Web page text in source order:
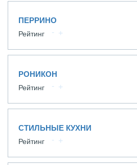
ПЕРРИНО
Рейтинг
РОНИКОН
Рейтинг
СТИЛЬНЫЕ КУХНИ
Рейтинг